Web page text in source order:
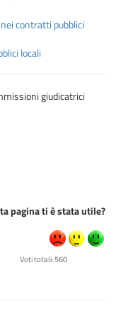
contratti pubblici
locali
giudicatrici
pagina ti è stata utile?
Voti totali: 560